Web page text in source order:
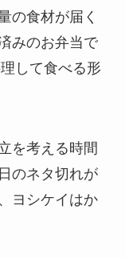
の食材が届く
みのお弁当で
して食べる形
を考える時間
のネタ切れが
ヨシケイはか